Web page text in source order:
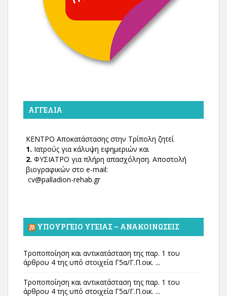
ΑΓΓΕΛΊΑ
ΚΕΝΤΡΟ Αποκατάστασης στην Τρίπολη ζητεί
1. Ιατρούς για κάλυψη εφημεριών και
2. ΦΥΣΙΑΤΡΟ για πλήρη απασχόληση. Αποστολή
βιογραφικών στο e-mail:
cv@palladion-rehab.gr
ΥΠΟΥΡΓΕΊΟ ΥΓΕΊΑΣ – ΑΝΑΚΟΙΝΏΣΕΙΣ
Τροποποίηση και αντικατάσταση της παρ. 1 του
άρθρου 4 της υπό στοιχεία Γ5α/Γ.Π.οικ. ...
Τροποποίηση και αντικατάσταση της παρ. 1 του
άρθρου 4 της υπό στοιχεία Γ5α/Γ.Π.οικ. ...